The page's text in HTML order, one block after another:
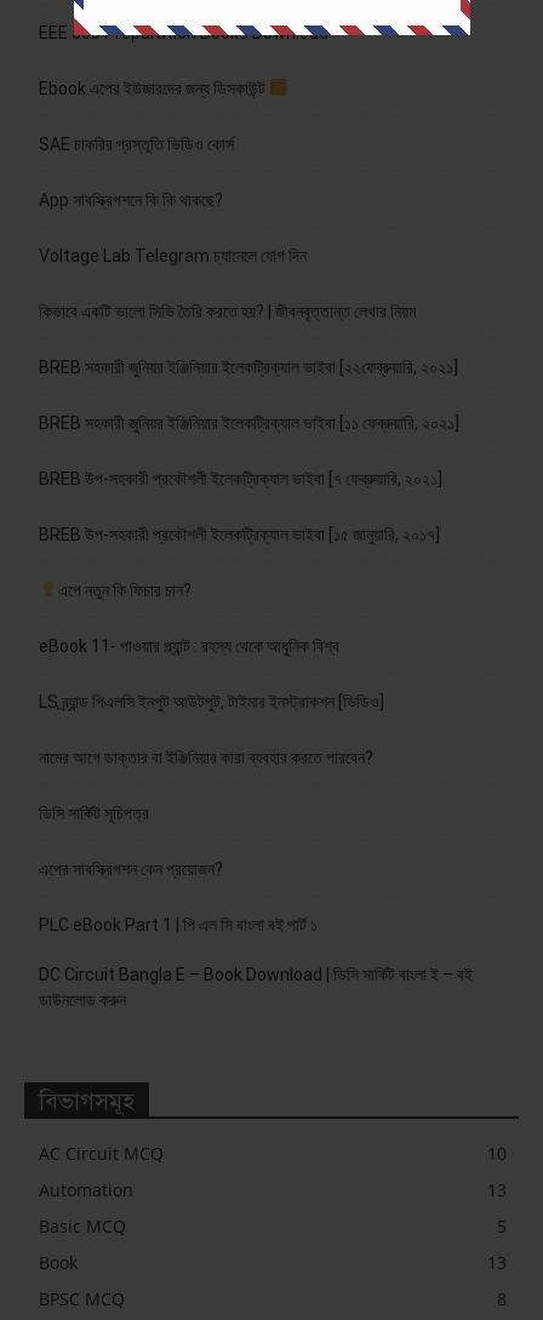
EEE Job Preparation Books Download
Ebook এপের ইউজারদের জন্য ডিসকাউন্ট
SAE চাকরির প্রস্তুতি ভিডিও কোর্স
App সাবস্ক্রিপশনে কি কি থাকছে?
Voltage Lab Telegram চ্যানেলে যোগ দিন
কিভাবে একটি ভালো সিভি তৈরি করতে হয়? | জীবনবৃত্তান্ত লেখার নিয়ম
BREB সহকারী জুনিয়র ইঞ্জিনিয়ার ইলেকট্রিক্যাল ভাইবা [২২ফেব্রুয়ারি, ২০২১]
BREB সহকারী জুনিয়র ইঞ্জিনিয়ার ইলেকট্রিক্যাল ভাইবা [১১ ফেব্রুয়ারি, ২০২১]
BREB উপ-সহকারী প্রকৌশলী ইলেকট্রিক্যাল ভাইবা [৭ ফেব্রুয়ারি, ২০২১]
BREB উপ-সহকারী প্রকৌশলী ইলেকট্রিক্যাল ভাইবা [১৫ জানুয়ারি, ২০১৭]
এপে নতুন কি ফিচার চান?
eBook 11- পাওয়ার প্ল্যান্ট : রহস্য থেকে আধুনিক বিশ্ব
LS ব্র্যান্ড পিএলসি ইনপুট আউটপুট, টাইমার ইনস্ট্রাকশন [ভিডিও]
নামের আগে ডাক্তার বা ইঞ্জিনিয়ার কারা ব্যবহার করতে পারবেন?
ডিসি সার্কিট সূচিপত্র
এপের সাবস্ক্রিপশন কেন প্রয়োজন?
PLC eBook Part 1 | পি এল সি বাংলা বই পার্ট ১
DC Circuit Bangla E – Book Download | ডিসি সার্কিট বাংলা ই – বই
ডাউনলোড করুন
বিভাগসমূহ
AC Circuit MCQ
10
Automation
13
Basic MCQ
5
Book
13
BPSC MCQ
8